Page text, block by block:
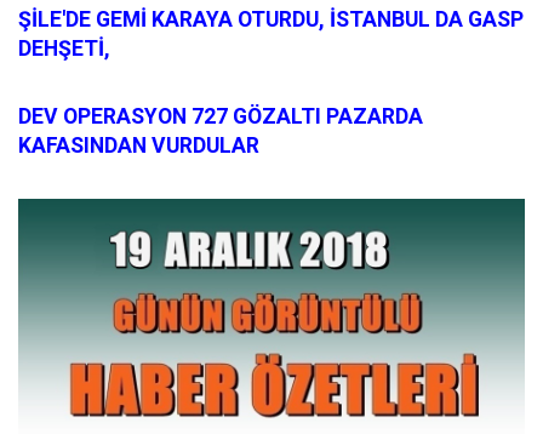
ŞİLE'DE GEMİ KARAYA OTURDU, İSTANBUL DA GASP
DEHŞETİ,
DEV OPERASYON 727 GÖZALTI PAZARDA
KAFASINDAN VURDULAR